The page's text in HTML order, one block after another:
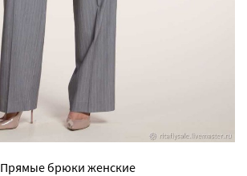
Прямые брюки женские